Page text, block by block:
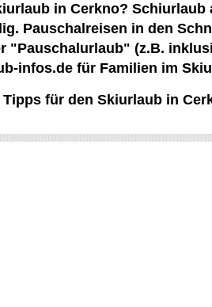
in Cerkno?
Pauschalreisen in den
"Pauschalurlaub" (z.B.
infos.de für Familien im
für den Skiurlaub in